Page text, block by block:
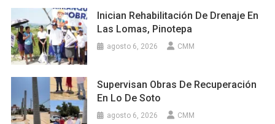
Inician Rehabilitación De Drenaje En
Las Lomas, Pinotepa
agosto 6, 2026 CMM
Supervisan Obras De Recuperación
En Lo De Soto
agosto 6, 2026 CMM